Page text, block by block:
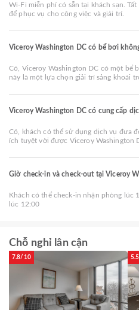
Wi-Fi miễn phí có sẵn tại khách sạn.
để phục vụ cho công việc và giải trí.
Viceroy Washington DC có bể bơi
Có, Viceroy Washington DC có một bể
này là một lựa chọn giải trí sảng khoái
Viceroy Washington DC có cung cấp
Có, khách có thể sử dụng dịch vụ đưa
ích tuyệt vời được Viceroy Washington
Giờ check-in và check-out tại Viceroy
Khách có thể check-in nhận phòng lúc
lúc 12:00
Chỗ nghỉ lân cận
7.8/10